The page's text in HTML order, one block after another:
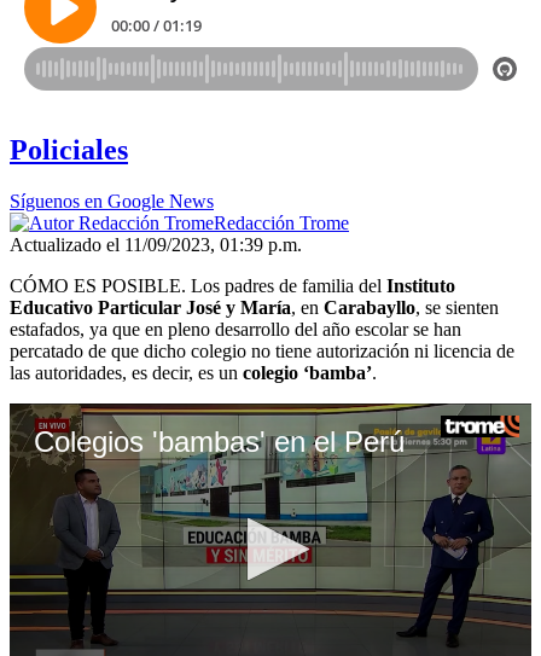
Policiales
Síguenos en Google News
Redacción Trome
Actualizado el 11/09/2023, 01:39 p.m.
CÓMO ES POSIBLE. Los padres de familia del Instituto
Educativo Particular José y María, en Carabayllo, se sienten
estafados, ya que en pleno desarrollo del año escolar se han
percatado de que dicho colegio no tiene autorización ni licencia de
las autoridades, es decir, es un colegio ‘bamba’.
Colegios 'bambas' en el Perú